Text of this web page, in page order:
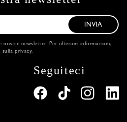
INVIA
nostre newsletter. Per ulteriori informazioni,
sulla privacy.
Seguiteci